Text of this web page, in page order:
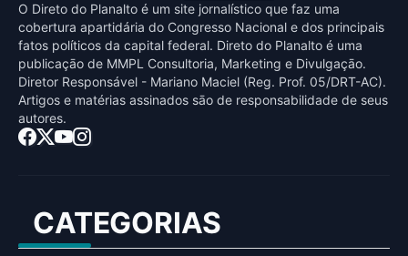
O Direto do Planalto é um site jornalístico que faz uma
cobertura apartidária do Congresso Nacional e dos principais
fatos políticos da capital federal. Direto do Planalto é uma
publicaçāo de MMPL Consultoria, Marketing e Divulgaçāo.
Diretor Responsável - Mariano Maciel (Reg. Prof. 05/DRT-AC).
Artigos e matérias assinados sāo de responsabilidade de seus
autores.
CATEGORIAS